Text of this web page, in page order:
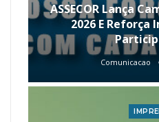
ASSECOR Lança
2026 E Reforça
Comunicacao